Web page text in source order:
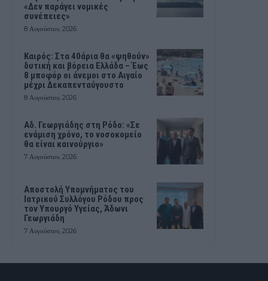
«Δεν παράγει νομικές
συνέπειες»
8 Αυγούστου, 2026
Καιρός: Στα 40άρια θα «ψηθούν»
δυτική και βόρεια Ελλάδα – Έως
8 μποφόρ οι άνεμοι στο Αιγαίο
μέχρι Δεκαπενταύγουστο
8 Αυγούστου, 2026
Αδ. Γεωργιάδης στη Ρόδο: «Σε
ενάμιση χρόνο, το νοσοκομείο
θα είναι καινούργιο»
7 Αυγούστου, 2026
Αποστολή Υπομνήματος του
Ιατρικού Συλλόγου Ρόδου προς
τον Υπουργό Υγείας, Άδωνι
Γεωργιάδη
7 Αυγούστου, 2026